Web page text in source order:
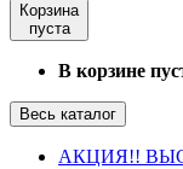
Корзина
пуста
В корзине
Весь каталог
АКЦИЯ!!